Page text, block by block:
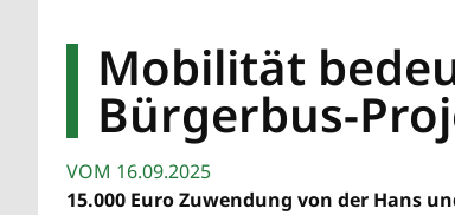
Mobilität
Bürgerbus-
VOM 16.09.2025
15.000 Euro Zuwendung von der Hans